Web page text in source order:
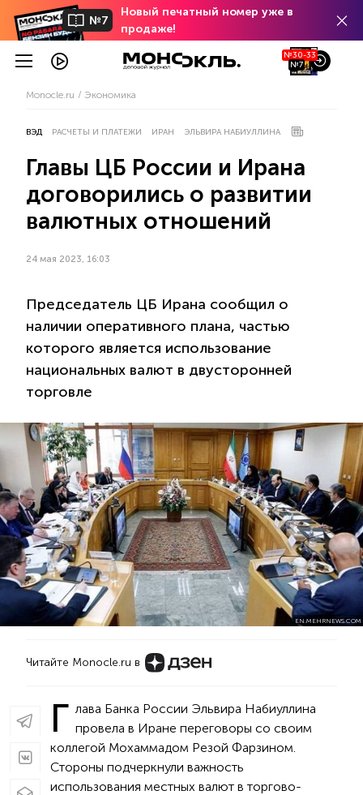
№7
Новый печатный номер уже в
продаже!
№30-33
№7
Monocle.ru Экономика
ВЭД РАСЧЕТЫ И ПЛАТЕЖИ ИРАН ЭЛЬВИРА НАБИУЛЛИНА
Главы ЦБ России и Ирана
договорились о развитии
валютных отношений
24 мая 2023, 16:03
Председатель ЦБ Ирана сообщил о
наличии оперативного плана, частью
которого является использование
национальных валют в двусторонней
торговле
EN.MEHRNEWS.COM
Читайте Monocle.ru в
Г лава Банка России Эльвира Набиуллина
провела в Иране переговоры со своим
коллегой Мохаммадом Резой Фарзином.
Стороны подчеркнули важность
использования местных валют в торгово-